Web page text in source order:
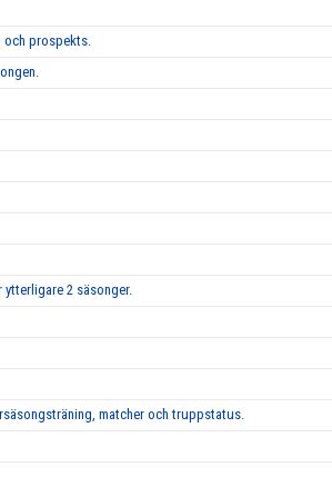
och prospekts.
2 säsonger.
matcher och truppstatus.